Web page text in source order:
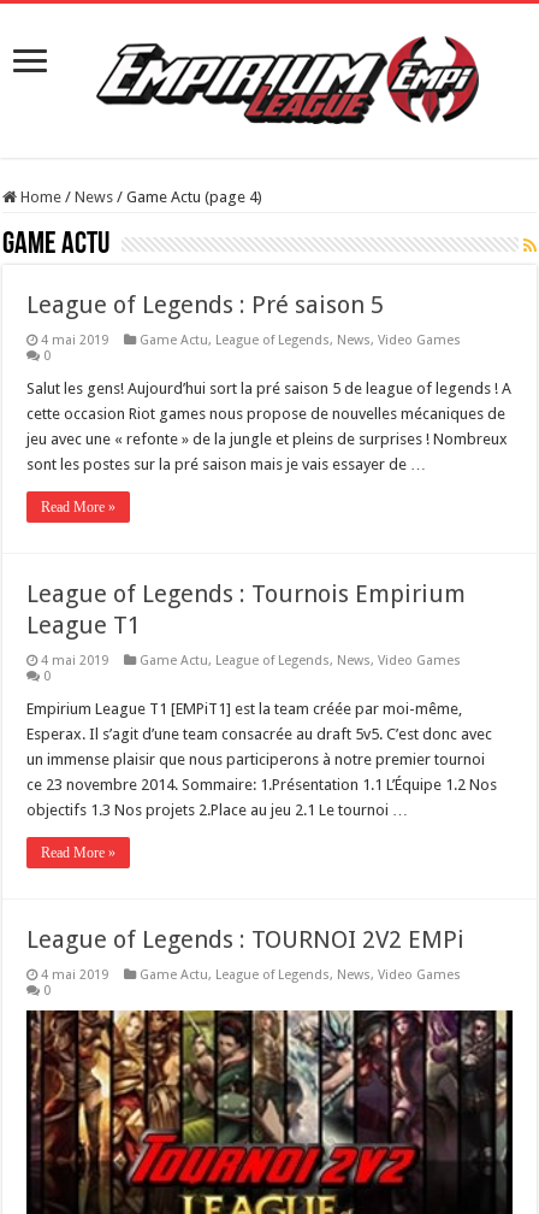
Home / News / Game Actu (page 4)
Game Actu
League of Legends : Pré saison 5
4 mai 2019 Game Actu, League of Legends, News,Video Games
0
Salut les gens! Aujourd’hui sort la pré saison 5 de league of legends ! A
cette occasion Riot games nous propose de nouvelles mécaniques de
jeu avec une « refonte » de la jungle et pleins de surprises ! Nombreux
sont les postes sur la pré saison mais je vais essayer de …
Read More »
League of Legends : Tournois Empirium
League T1
4 mai 2019 Game Actu, League of Legends, News,Video Games
0
Empirium League T1 [EMPiT1] est la team créée par moi-même,
Esperax. Il s’agit d’une team consacrée au draft 5v5. C’est donc avec
un immense plaisir que nous participerons à notre premier tournoi
ce 23 novembre 2014. Sommaire: 1.Présentation 1.1 L’Équipe 1.2 Nos
objectifs 1.3 Nos projets 2.Place au jeu 2.1 Le tournoi …
Read More »
League of Legends : TOURNOI 2V2 EMPi
4 mai 2019 Game Actu, League of Legends, News,Video Games
0